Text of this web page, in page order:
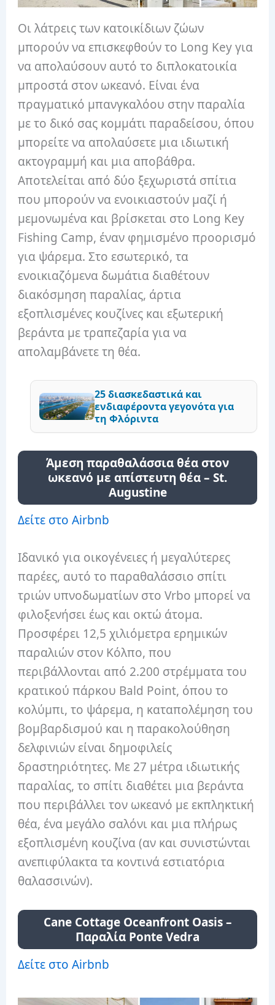
Οι λάτρεις των κατοικίδιων ζώων
μπορούν να επισκεφθούν το Long Key για
να απολαύσουν αυτό το διπλοκατοικία
μπροστά στον ωκεανό. Είναι ένα
πραγματικό μπανγκαλόου στην παραλία
με το δικό σας κομμάτι παραδείσου, όπου
μπορείτε να απολαύσετε μια ιδιωτική
ακτογραμμή και μια αποβάθρα.
Αποτελείται από δύο ξεχωριστά σπίτια
που μπορούν να ενοικιαστούν μαζί ή
μεμονωμένα και βρίσκεται στο Long Key
Fishing Camp, έναν φημισμένο προορισμό
για ψάρεμα. Στο εσωτερικό, τα
ενοικιαζόμενα δωμάτια διαθέτουν
διακόσμηση παραλίας, άρτια
εξοπλισμένες κουζίνες και εξωτερική
βεράντα με τραπεζαρία για να
απολαμβάνετε τη θέα.
25 διασκεδαστικά και
ενδιαφέροντα γεγονότα για
τη Φλόριντα
Άμεση παραθαλάσσια θέα στον
ωκεανό με απίστευτη θέα – St.
Augustine
Δείτε στο Airbnb
Ιδανικό για οικογένειες ή μεγαλύτερες
παρέες, αυτό το παραθαλάσσιο σπίτι
τριών υπνοδωματίων στο Vrbo μπορεί να
φιλοξενήσει έως και οκτώ άτομα.
Προσφέρει 12,5 χιλιόμετρα ερημικών
παραλιών στον Κόλπο, που
περιβάλλονται από 2.200 στρέμματα του
κρατικού πάρκου Bald Point, όπου το
κολύμπι, το ψάρεμα, η καταπολέμηση του
βομβαρδισμού και η παρακολούθηση
δελφινιών είναι δημοφιλείς
δραστηριότητες. Με 27 μέτρα ιδιωτικής
παραλίας, το σπίτι διαθέτει μια βεράντα
που περιβάλλει τον ωκεανό με εκπληκτική
θέα, ένα μεγάλο σαλόνι και μια πλήρως
εξοπλισμένη κουζίνα (αν και συνιστώνται
ανεπιφύλακτα τα κοντινά εστιατόρια
θαλασσινών).
Cane Cottage Oceanfront Oasis –
Παραλία Ponte Vedra
Δείτε στο Airbnb